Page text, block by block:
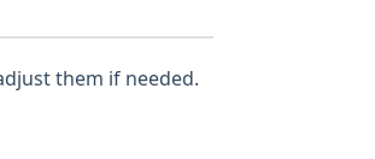
them if needed.